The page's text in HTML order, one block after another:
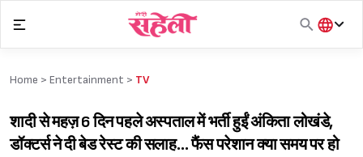
content
हिंदी
Home > Entertainment > TV
शादी से महज़ 6 दिन पहले अस्पताल में भर्ती हुईं अंकिता लोखंडे,
डॉक्टर्स ने दी बेड रेस्ट की सलाह… फैंस परेशान क्या समय पर हो